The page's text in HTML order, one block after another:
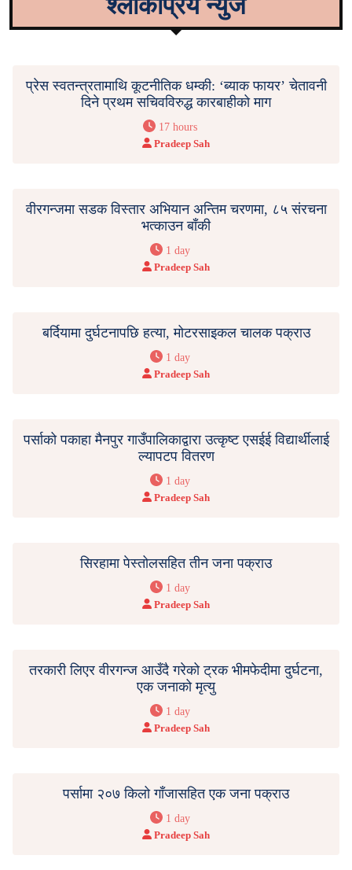
प्रेस स्वतन्त्रतामाथि कूटनीतिक धम्की: ‘ब्याक फायर’ चेतावनी
दिने प्रथम सचिवविरुद्ध कारबाहीको माग
17 hours
Pradeep Sah
वीरगन्जमा सडक विस्तार अभियान अन्तिम चरणमा, ८५ संरचना
भत्काउन बाँकी
1 day
Pradeep Sah
बर्दियामा दुर्घटनापछि हत्या, मोटरसाइकल चालक पक्राउ
1 day
Pradeep Sah
पर्साको पकाहा मैनपुर गाउँपालिकाद्वारा उत्कृष्ट एसईई विद्यार्थीलाई
ल्यापटप वितरण
1 day
Pradeep Sah
सिरहामा पेस्तोलसहित तीन जना पक्राउ
1 day
Pradeep Sah
तरकारी लिएर वीरगन्ज आउँदै गरेको ट्रक भीमफेदीमा दुर्घटना,
एक जनाको मृत्यु
1 day
Pradeep Sah
पर्सामा २०७ किलो गाँजासहित एक जना पक्राउ
1 day
Pradeep Sah